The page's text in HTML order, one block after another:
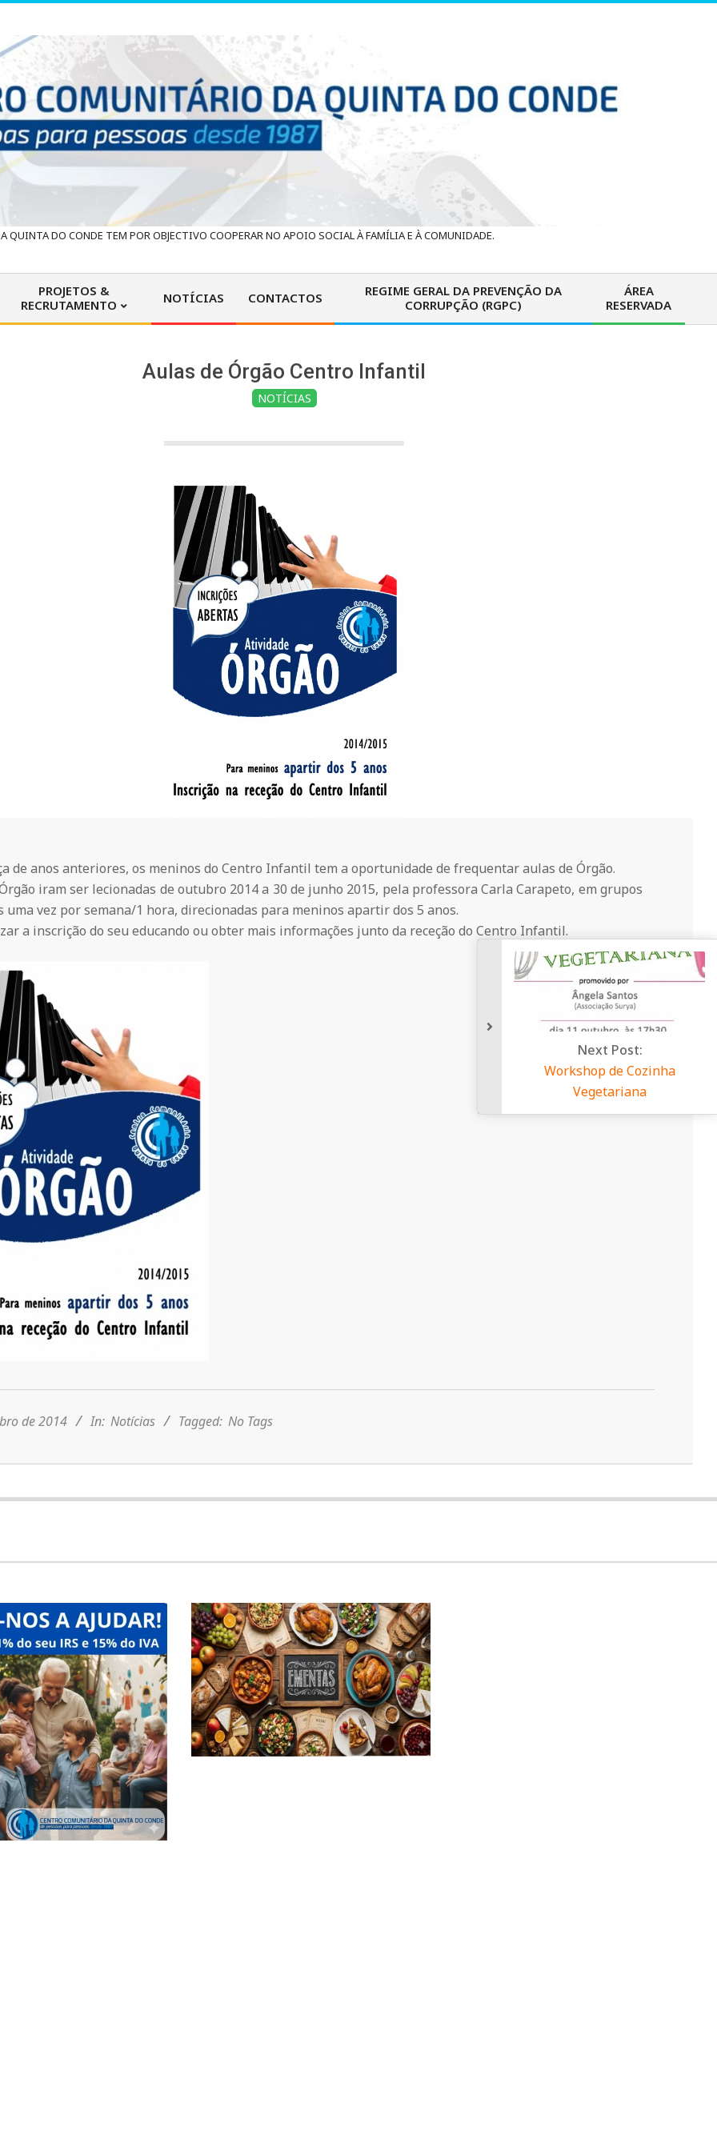
QUINTA DO CONDE TEM POR OBJECTIVO COOPERAR NO APOIO SOCIAL À FAMÍLIA E À COMUNIDADE.
Primary
Navigation
PROJETOS &
RECRUTAMENTO
NOTÍCIAS CONTACTOS
REGIME GERAL DA PREVENÇÃO DA
CORRUPÇÃO (RGPC)
ÁREA
RESERVADA
Aulas de Órgão Centro Infantil
NOTÍCIAS
de anos anteriores, os meninos do Centro Infantil tem a oportunidade de frequentar aulas de Órgão.
iram ser lecionadas de outubro 2014 a 30 de junho 2015, pela professora Carla Carapeto, em grupos
uma vez por semana/1 hora, direcionadas para meninos apartir dos 5 anos.
a inscrição do seu educando ou obter mais informações junto da receção do Centro Infantil.
de 2014 In: Notícias Tagged: No Tags
Next Post:
Workshop de Cozinha
Vegetariana